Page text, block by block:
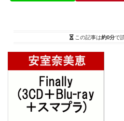
この記事は約0分で